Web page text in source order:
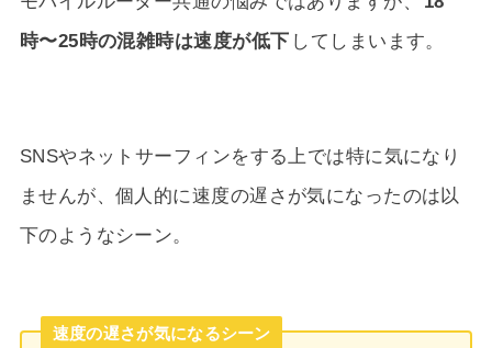
時〜25時の混雑時は速度が低下 してしまいます。
SNSやネットサーフィンをする上では特に気になり
ませんが、個人的に速度の遅さが気になったのは以
下のようなシーン。
速度の遅さが気になるシーン